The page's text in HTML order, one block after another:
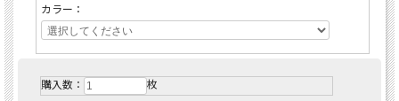
カラー：
購入数： 枚